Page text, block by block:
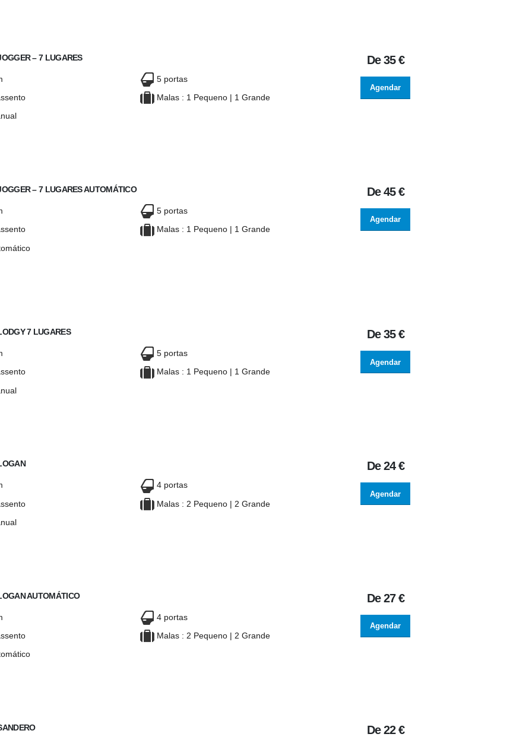
– 7 LUGARES
5 portas
Malas : 1 Pequeno | 1 Grande
De35 €
Agendar
– 7 LUGARES AUTOMÁTICO
5 portas
Malas : 1 Pequeno | 1 Grande
De45 €
Agendar
7 LUGARES
5 portas
Malas : 1 Pequeno | 1 Grande
De35 €
Agendar
4 portas
Malas : 2 Pequeno | 2 Grande
De24 €
Agendar
AUTOMÁTICO
4 portas
Malas : 2 Pequeno | 2 Grande
De27 €
Agendar
De22 €